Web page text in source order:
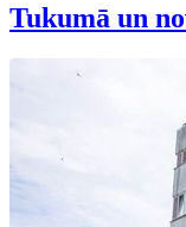
Tukumā un